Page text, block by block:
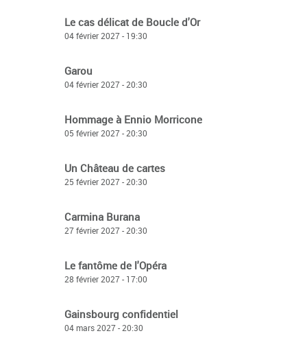
Le cas délicat de Boucle d'Or
04 février 2027 - 19:30
Garou
04 février 2027 - 20:30
Hommage à Ennio Morricone
05 février 2027 - 20:30
Un Château de cartes
25 février 2027 - 20:30
Carmina Burana
27 février 2027 - 20:30
Le fantôme de l'Opéra
28 février 2027 - 17:00
Gainsbourg confidentiel
04 mars 2027 - 20:30